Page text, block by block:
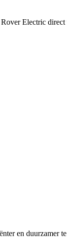
Electric
en duurzamer